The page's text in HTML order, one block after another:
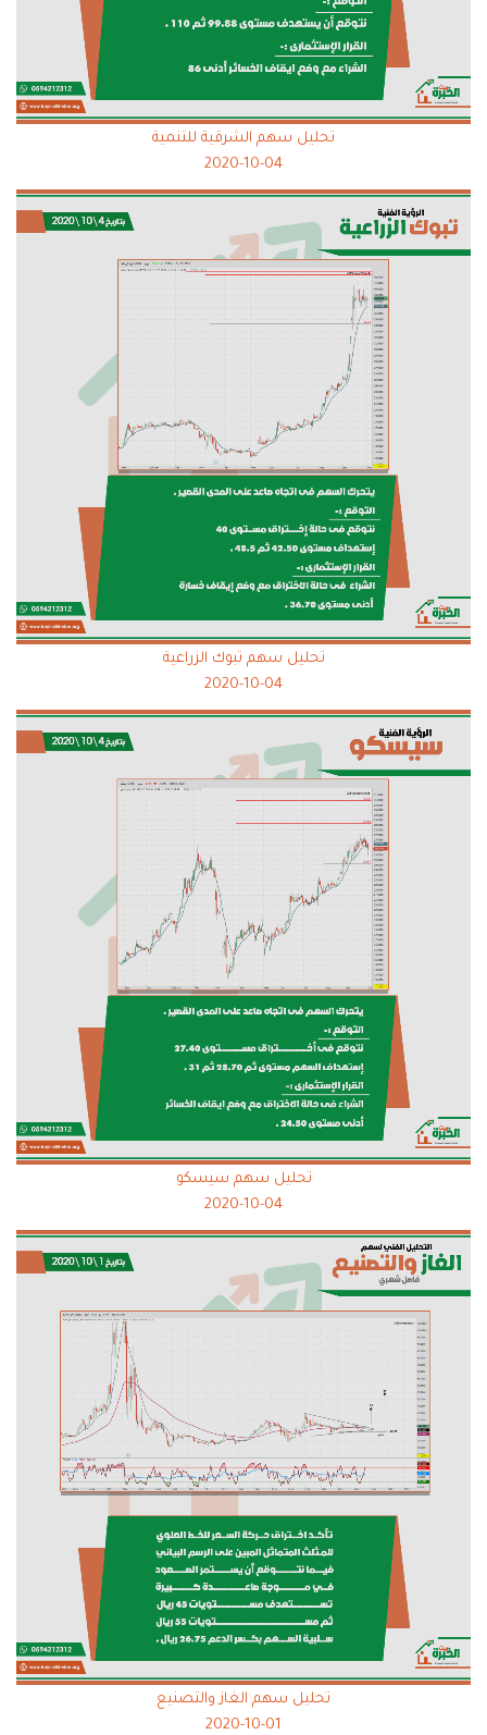
تحليل سهم الشرقية للتنمية
2020-10-04
تحليل سهم تبوك الزراعية
2020-10-04
تحليل سهم سيسكو
2020-10-04
تحليل سهم الغاز والتصنيع
2020-10-01